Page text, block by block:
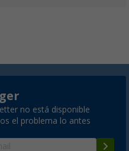
no está disponible
el problema lo antes